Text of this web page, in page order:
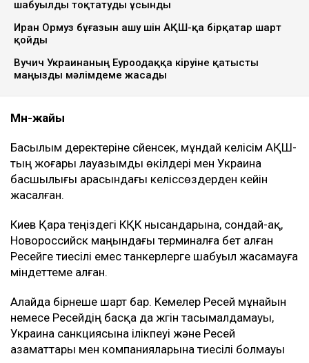
АҚШ Украинамен Қазақстан мұнайының басым
бөлігі экспортталатын Каспий құбыр
консорциумының (КҚК) инфрақұрылымына соққы
жасамау жөнінде келісімге келді. Бұл туралы
америкалық шенеунікке сілтеме жасаған Bloomberg
Түркия Ресей мен Украинаға Қара теңіздегі кемелерге
шабуылды тоқтатуды ұсынды
Иран Ормуз бұғазын ашу үшін АҚШ-қа бірқатар шарт
қойды
Вучич Украинаның Еуроодаққа кіруіне қатысты
маңызды мәлімдеме жасады
Мән-жайы
Басылым деректеріне сүйенсек, мұндай келісім АҚШ-
тың жоғары лауазымды өкілдері мен Украина
басшылығы арасындағы келіссөздерден кейін
жасалған.